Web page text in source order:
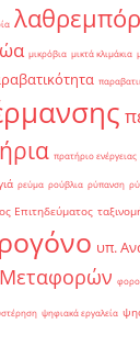
μικρόβια μικτά κλιμάκια
πρατήριο ενέργειας
ρεύμα ρούβλια ρύπανση
Επιτηδεύματος
υπ.
ψηφιακά εργαλεία